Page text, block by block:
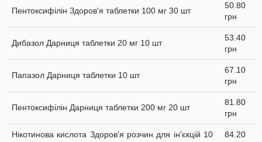
Пентоксифілін Здоров'я таблетки 100 мг 30 шт
50.80
грн
Дибазол Дарниця таблетки 20 мг 10 шт
53.40
грн
Папазол Дарниця таблетки 10 шт
67.10
грн
Пентоксифілін Дарниця таблетки 200 мг 20 шт
81.80
грн
Нікотинова кислота Здоров'я розчин для ін'єкцій 10
84.20